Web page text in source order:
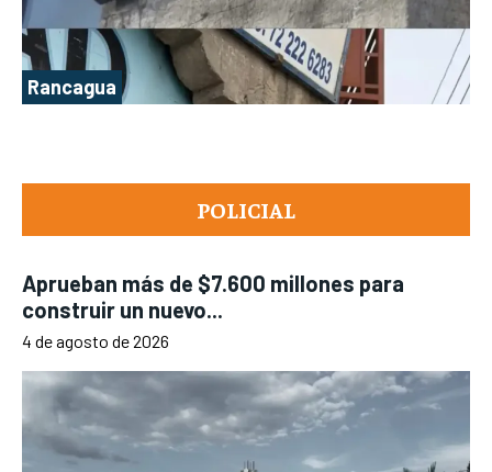
POLICIAL
Aprueban más de $7.600 millones para
construir un nuevo...
4 de agosto de 2026
Rancagua